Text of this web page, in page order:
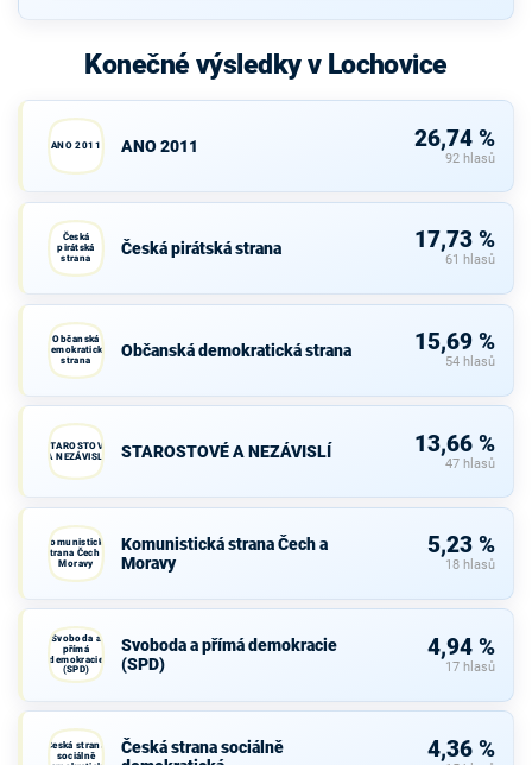
Konečné výsledky v Lochovice
ANO 2011 ANO 2011 26,74 %
92 hlasů
Česká
pirátská
strana
Česká pirátská strana 17,73 %
61 hlasů
Občanská
demokratická
strana
Občanská demokratická strana 15,69 %
54 hlasů
STAROSTOVÉ
A NEZÁVISLÍ
STAROSTOVÉ A NEZÁVISLÍ 13,66 %
47 hlasů
Komunistická
strana Čech a
Moravy
Komunistická strana Čech a
Moravy
5,23 %
18 hlasů
Svoboda a
přímá
demokracie
(SPD)
Svoboda a přímá demokracie
(SPD)
4,94 %
17 hlasů
Česká strana
sociálně
Česká strana sociálně
4,36 %